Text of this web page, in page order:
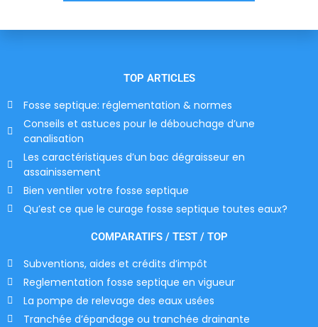
TOP ARTICLES
Fosse septique: réglementation & normes
Conseils et astuces pour le débouchage d’une
canalisation
Les caractéristiques d’un bac dégraisseur en
assainissement
Bien ventiler votre fosse septique
Qu’est ce que le curage fosse septique toutes eaux?
COMPARATIFS / TEST / TOP
Subventions, aides et crédits d’impôt
Reglementation fosse septique en vigueur
La pompe de relevage des eaux usées
Tranchée d’épandage ou tranchée drainante